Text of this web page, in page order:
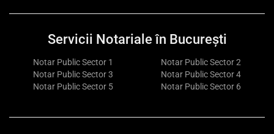
Servicii Notariale în București
Notar Public Sector 1
Notar Public Sector 2
Notar Public Sector 3
Notar Public Sector 4
Notar Public Sector 5
Notar Public Sector 6